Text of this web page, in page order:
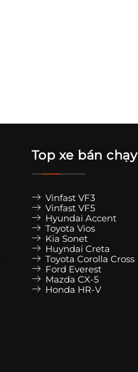
Top xe bán chạy
Vinfast VF3
Vinfast VF5
Hyundai Accent
Toyota Vios
Kia Sonet
Huyndai Creta
Toyota Corolla Cross
Ford Everest
Mazda CX-5
Honda HR-V